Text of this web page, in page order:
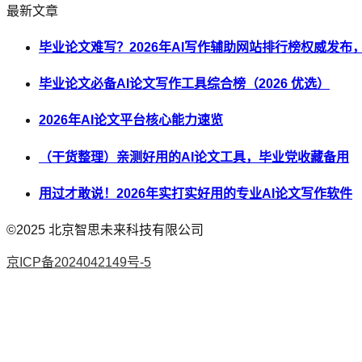
最新文章
毕业论文难写？2026年AI写作辅助网站排行榜权威发布
毕业论文必备AI论文写作工具综合榜（2026 优选）
2026年AI论文平台核心能力速览
（干货整理）亲测好用的AI论文工具，毕业党收藏备用
用过才敢说！2026年实打实好用的专业AI论文写作软件
©2025 北京智思未来科技有限公司
京ICP备2024042149号-5